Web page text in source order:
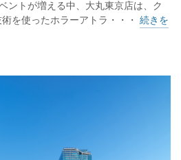
ントが増える中、大丸東京店は、ク
を使ったホラーアトラ・・・ 続きを